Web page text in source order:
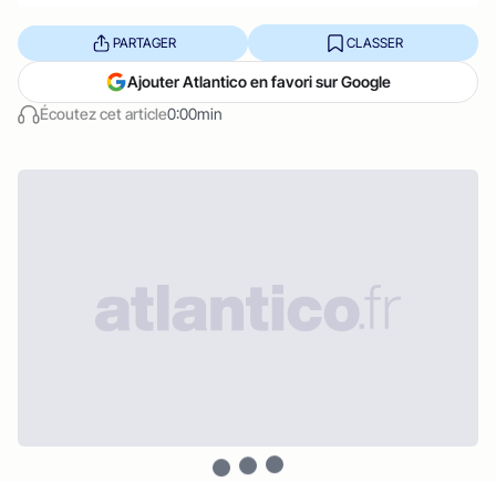
Écoutez cet article0:00min
PARTAGER CLASSER
Ajouter Atlantico en favori sur Google